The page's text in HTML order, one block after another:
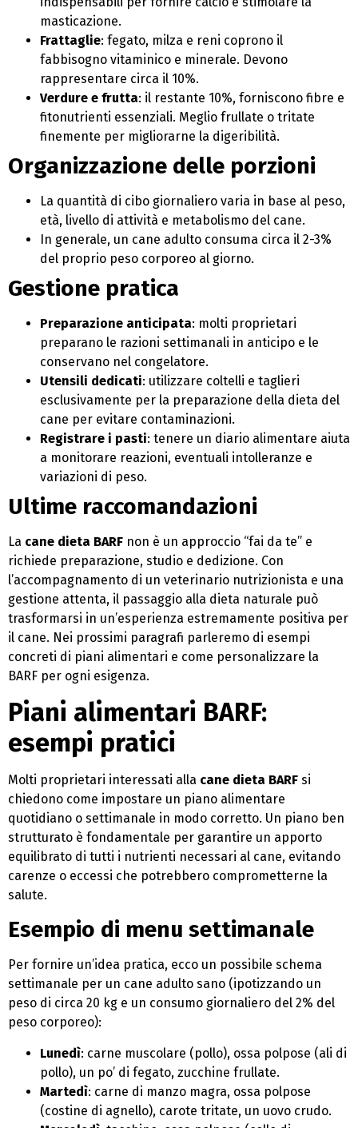
masticazione.
Frattaglie: fegato, milza e reni coprono il
fabbisogno vitaminico e minerale. Devono
rappresentare circa il 10%.
Verdure e frutta: il restante 10%, forniscono fibre e
fitonutrienti essenziali. Meglio frullate o tritate
finemente per migliorarne la digeribilità.
Organizzazione delle porzioni
La quantità di cibo giornaliero varia in base al peso,
età, livello di attività e metabolismo del cane.
In generale, un cane adulto consuma circa il 2-3%
del proprio peso corporeo al giorno.
Gestione pratica
Preparazione anticipata: molti proprietari
preparano le razioni settimanali in anticipo e le
conservano nel congelatore.
Utensili dedicati: utilizzare coltelli e taglieri
esclusivamente per la preparazione della dieta del
cane per evitare contaminazioni.
Registrare i pasti: tenere un diario alimentare aiuta
a monitorare reazioni, eventuali intolleranze e
variazioni di peso.
Ultime raccomandazioni
La cane dieta BARF non è un approccio “fai da te” e
richiede preparazione, studio e dedizione. Con
l’accompagnamento di un veterinario nutrizionista e una
gestione attenta, il passaggio alla dieta naturale può
trasformarsi in un’esperienza estremamente positiva per
il cane. Nei prossimi paragrafi parleremo di esempi
concreti di piani alimentari e come personalizzare la
BARF per ogni esigenza.
Piani alimentari BARF:
esempi pratici
Molti proprietari interessati alla cane dieta BARF si
chiedono come impostare un piano alimentare
quotidiano o settimanale in modo corretto. Un piano ben
strutturato è fondamentale per garantire un apporto
equilibrato di tutti i nutrienti necessari al cane, evitando
carenze o eccessi che potrebbero comprometterne la
salute.
Esempio di menu settimanale
Per fornire un’idea pratica, ecco un possibile schema
settimanale per un cane adulto sano (ipotizzando un
peso di circa 20 kg e un consumo giornaliero del 2% del
peso corporeo):
Lunedì: carne muscolare (pollo), ossa polpose (ali di
pollo), un po’ di fegato, zucchine frullate.
Martedì: carne di manzo magra, ossa polpose
(costine di agnello), carote tritate, un uovo crudo.